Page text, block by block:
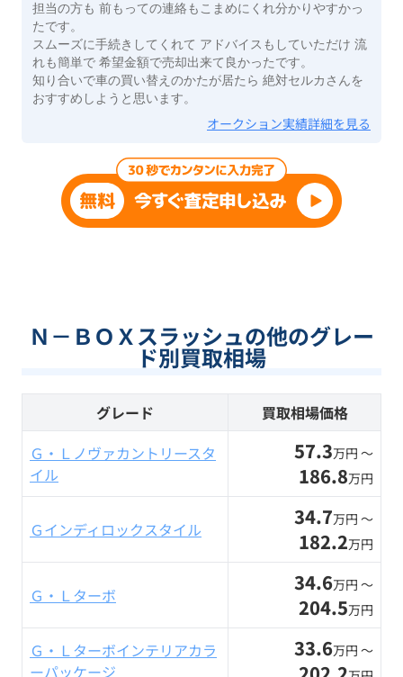
担当の方も 前もっての連絡もこまめにくれ分かりやすかっ
たです。
スムーズに手続きしてくれて アドバイスもしていただけ 流
れも簡単で 希望金額で売却出来て良かったです。
知り合いで車の買い替えのかたが居たら 絶対セルカさんを
おすすめしようと思います。
オークション実績詳細を見る
Ｎ－ＢＯＸスラッシュの他のグレー
ド別買取相場
グレード
買取相場価格
Ｇ・Ｌノヴァカントリースタ
イル
57.3万円 〜
186.8万円
Ｇインディロックスタイル 34.7万円 〜
182.2万円
Ｇ・Ｌターボ 34.6万円 〜
204.5万円
Ｇ・Ｌターボインテリアカラ
ーパッケージ
33.6万円 〜